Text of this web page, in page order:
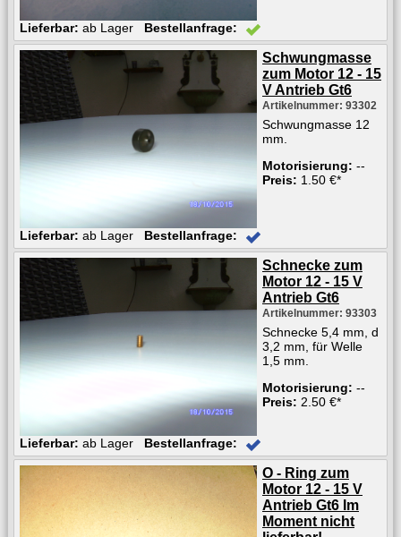
Lieferbar: ab Lager Bestellanfrage:
Schwungmasse
zum Motor 12 - 15
V Antrieb Gt6
Artikelnummer: 93302
Schwungmasse 12
mm.
Motorisierung: --
Preis: 1.50 €*
Lieferbar: ab Lager Bestellanfrage:
Schnecke zum
Motor 12 - 15 V
Antrieb Gt6
Artikelnummer: 93303
Schnecke 5,4 mm, d
3,2 mm, für Welle
1,5 mm.
Motorisierung: --
Preis: 2.50 €*
Lieferbar: ab Lager Bestellanfrage:
O - Ring zum
Motor 12 - 15 V
Antrieb Gt6 Im
Moment nicht